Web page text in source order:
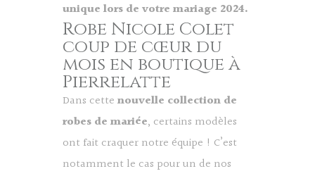
unique lors de votre mariage 2024.
Robe Nicole Colet
coup de cœur du
mois en boutique à
Pierrelatte
Dans cette nouvelle collection de
robes de mariée, certains modèles
ont fait craquer notre équipe ! C’est
notamment le cas pour un de nos